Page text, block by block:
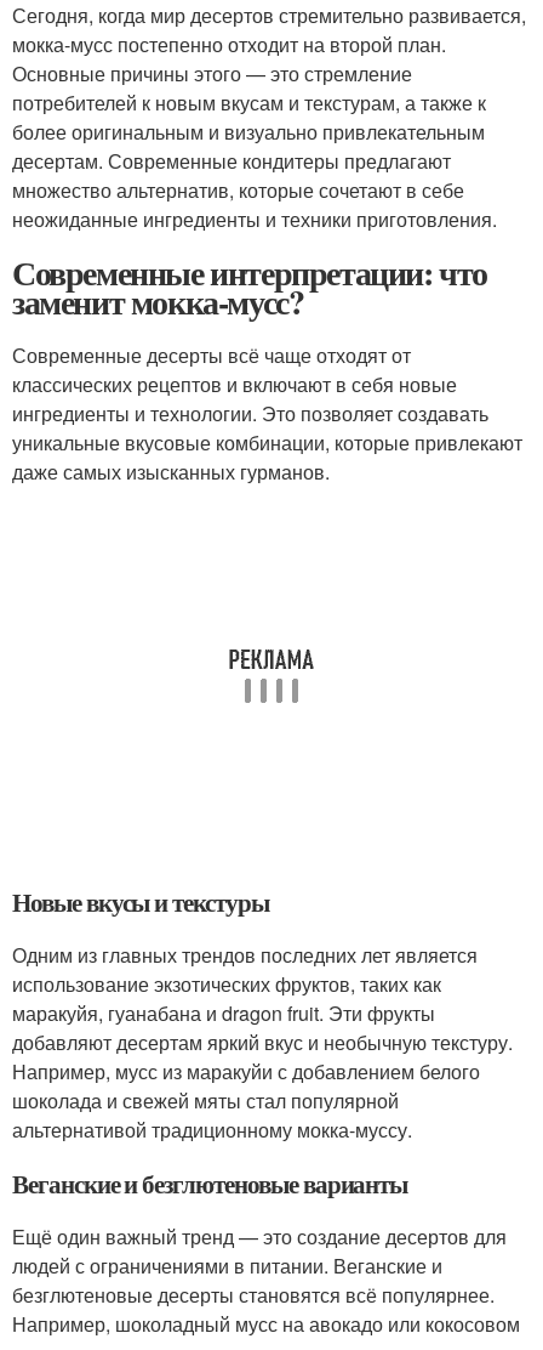
Сегодня, когда мир десертов стремительно развивается,
мокка-мусс постепенно отходит на второй план.
Основные причины этого — это стремление
потребителей к новым вкусам и текстурам, а также к
более оригинальным и визуально привлекательным
десертам. Современные кондитеры предлагают
множество альтернатив, которые сочетают в себе
неожиданные ингредиенты и техники приготовления.
Современные интерпретации: что
заменит мокка-мусс?
Современные десерты всё чаще отходят от
классических рецептов и включают в себя новые
ингредиенты и технологии. Это позволяет создавать
уникальные вкусовые комбинации, которые привлекают
даже самых изысканных гурманов.
Новые вкусы и текстуры
Одним из главных трендов последних лет является
использование экзотических фруктов, таких как
маракуйя, гуанабана и dragon fruit. Эти фрукты
добавляют десертам яркий вкус и необычную текстуру.
Например, мусс из маракуйи с добавлением белого
шоколада и свежей мяты стал популярной
альтернативой традиционному мокка-муссу.
Веганские и безглютеновые варианты
Ещё один важный тренд — это создание десертов для
людей с ограничениями в питании. Веганские и
безглютеновые десерты становятся всё популярнее.
Например, шоколадный мусс на авокадо или кокосовом